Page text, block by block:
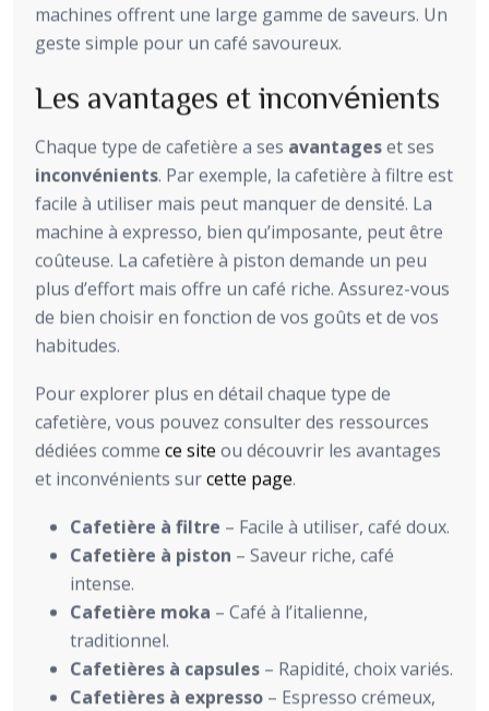
machines offrent une large gamme de saveurs. Un
geste simple pour un café savoureux.
Les avantages et inconvénients
Chaque type de cafetière a ses avantageset ses
inconvénients. Par exemple, la cafetière à filtre est
facile à utiliser mais peut manquer de densité. La
machine à expresso, bien qu’imposante, peut être
coûteuse. La cafetière à piston demande un peu
plus d’effort mais offre un café riche. Assurez-vous
de bien choisir en fonction de vos goûts et de vos
habitudes.
Pour explorer plus en détail chaque type de
cafetière, vous pouvez consulter des ressources
dédiées comme ce site ou découvrir les avantages
et inconvénients surcette page.
Cafetière à filtre – Facile à utiliser, café doux.
Cafetière à piston – Saveur riche, café
intense.
Cafetière moka – Café à l’italienne,
traditionnel.
Cafetières à capsules – Rapidité, choix variés.
Cafetières à expresso – Espresso crémeux,